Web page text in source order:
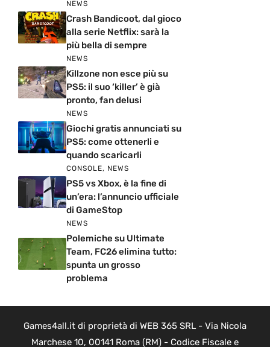
NEWS
Crash Bandicoot, dal gioco
alla serie Netflix: sarà la
più bella di sempre
NEWS
Killzone non esce più su
PS5: il suo ‘killer’ è già
pronto, fan delusi
NEWS
Giochi gratis annunciati su
PS5: come ottenerli e
quando scaricarli
CONSOLE, NEWS
PS5 vs Xbox, è la fine di
un’era: l’annuncio ufficiale
di GameStop
NEWS
Polemiche su Ultimate
Team, FC26 elimina tutto:
spunta un grosso
problema
Games4all.it di proprietà di WEB 365 SRL - Via Nicola
Marchese 10, 00141 Roma (RM) - Codice Fiscale e